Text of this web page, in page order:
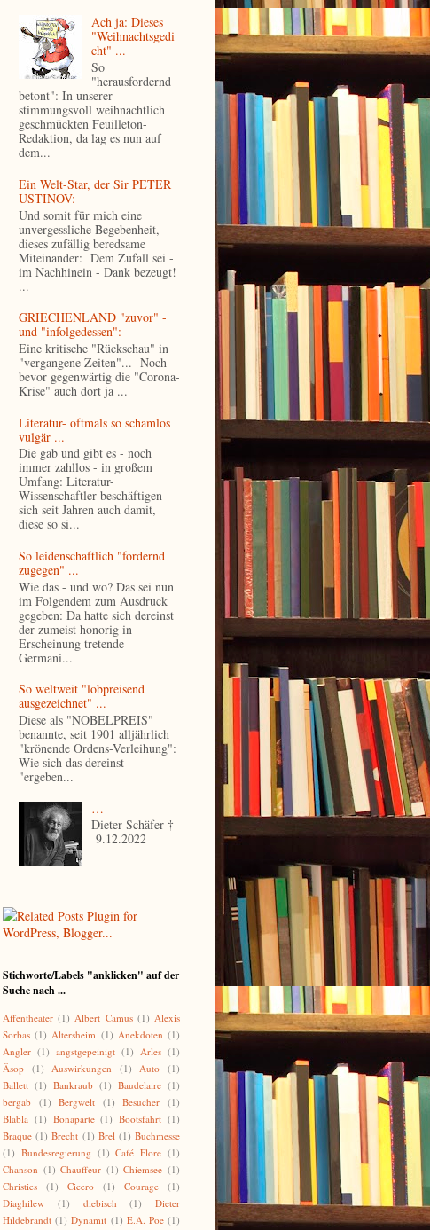
Ach ja: Dieses
"Weihnachtsgedi
cht" ...
So
"herausfordernd
betont": In unserer
stimmungsvoll weihnachtlich
geschmückten Feuilleton-
Redaktion, da lag es nun auf
dem...
Ein Welt-Star, der Sir PETER
USTINOV:
Und somit für mich eine
unvergessliche Begebenheit,
dieses zufällig beredsame
Miteinander: Dem Zufall sei -
im Nachhinein - Dank bezeugt!
...
GRIECHENLAND "zuvor" -
und "infolgedessen":
Eine kritische "Rückschau" in
"vergangene Zeiten"... Noch
bevor gegenwärtig die "Corona-
Krise" auch dort ja ...
Literatur- oftmals so schamlos
vulgär ...
Die gab und gibt es - noch
immer zahllos - in großem
Umfang: Literatur-
Wissenschaftler beschäftigen
sich seit Jahren auch damit,
diese so si...
So leidenschaftlich "fordernd
zugegen" ...
Wie das - und wo? Das sei nun
im Folgendem zum Ausdruck
gegeben: Da hatte sich dereinst
der zumeist honorig in
Erscheinung tretende
Germani...
So weltweit "lobpreisend
ausgezeichnet" ...
Diese als "NOBELPREIS"
benannte, seit 1901 alljährlich
"krönende Ordens-Verleihung":
Wie sich das dereinst
"ergeben...
…
Dieter Schäfer †
9.12.2022
Stichworte/Labels "anklicken" auf der
Suche nach ...
Affentheater (1) Albert Camus (1) Alexis
Sorbas (1) Altersheim (1) Anekdoten (1)
Angler (1) angstgepeinigt (1) Arles (1)
Äsop (1) Auswirkungen (1) Auto
(1)
Ballett (1) Bankraub (1) Baudelaire (1)
bergab (1) Bergwelt (1) Besucher
(1)
Blabla (1) Bonaparte (1) Bootsfahrt (1)
Braque (1) Brecht (1) Brel (1) Buchmesse
(1) Bundesregierung (1) Café Flore (1)
Chanson (1) Chauffeur (1) Chiemsee (1)
Christies
(1) Cicero (1) Courage
(1)
Diaghilew
(1) diebisch (1)
Dieter
Hildebrandt (1) Dynamit (1) E.A. Poe (1)